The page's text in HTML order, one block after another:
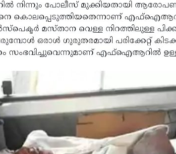
നിന്നും പോലീസ് മുക്കിയതായി
കൊലപ്പെടുത്തിയതെന്നാണ്
മസ്താന വെള്ള നിറത്തിലുള്ള
ഒരാള്‍ ഗുരുതരമായി പരിക്കേറ്റ്
സംഭവിച്ചുവെന്നുമാണ് എഫ്‌ഐആറില്‍